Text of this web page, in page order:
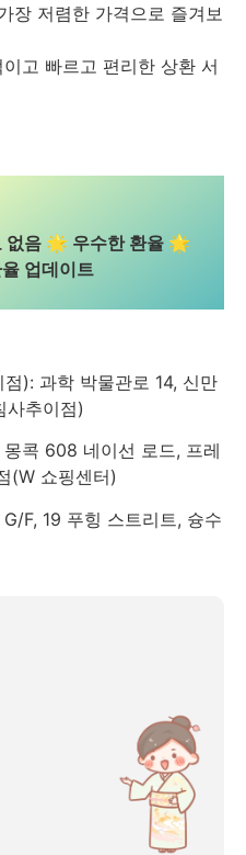
장 저렴한 가격으로 즐겨보
고 빠르고 편리한 상환 서
없음 🌟 우수한 환율 🌟
업데이트
): 과학 박물관로 14, 신만
사추이점)
콕 608 네이선 로드, 프레
(W 쇼핑센터)
F, 19 푸힝 스트리트, 슝수